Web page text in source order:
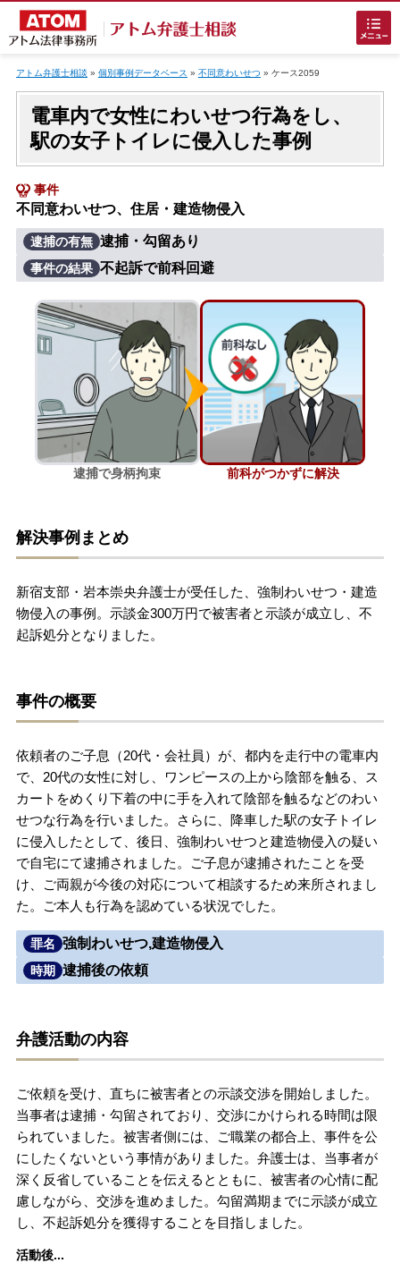
ホームに戻る
刑事事件でお困りの方
刑事事件の無料相談
接見・面会を弁護士に依頼
刑事事件を示談で解決したい
弁護士紹介
弁護士費用
解決実績
ご依頼者からのお手紙
無料相談の口コミ評判
刑事事件について 知りたい方
刑事事件データベース
アトム弁護士相談 » 個別事例データベース » 不同意わいせつ» ケース2059
電車内で女性にわいせつ行為をし、
駅の女子トイレに侵入した事例
事件
不同意わいせつ、住居・建造物侵入
逮捕の有無 逮捕・勾留あり
事件の結果 不起訴で前科回避
逮捕で身柄拘束 前科がつかずに解決
解決事例まとめ
新宿支部・岩本崇央弁護士が受任した、強制わいせつ・建造
物侵入の事例。示談金300万円で被害者と示談が成立し、不
起訴処分となりました。
事件の概要
依頼者のご子息（20代・会社員）が、都内を走行中の電車内
で、20代の女性に対し、ワンピースの上から陰部を触る、ス
カートをめくり下着の中に手を入れて陰部を触るなどのわい
せつな行為を行いました。さらに、降車した駅の女子トイレ
に侵入したとして、後日、強制わいせつと建造物侵入の疑い
で自宅にて逮捕されました。ご子息が逮捕されたことを受
け、ご両親が今後の対応について相談するため来所されまし
た。ご本人も行為を認めている状況でした。
罪名 強制わいせつ,建造物侵入
時期 逮捕後の依頼
弁護活動の内容
ご依頼を受け、直ちに被害者との示談交渉を開始しました。
当事者は逮捕・勾留されており、交渉にかけられる時間は限
られていました。被害者側には、ご職業の都合上、事件を公
にしたくないという事情がありました。弁護士は、当事者が
深く反省していることを伝えるとともに、被害者の心情に配
慮しながら、交渉を進めました。勾留満期までに示談が成立
し、不起訴処分を獲得することを目指しました。
活動後...